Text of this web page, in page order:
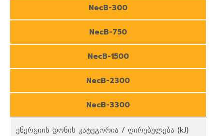
NecB-300
NecB-750
NecB-1500
NecB-2300
NecB-3300
ენერგიის დონის კატეგორია / ღირებულება (kJ)